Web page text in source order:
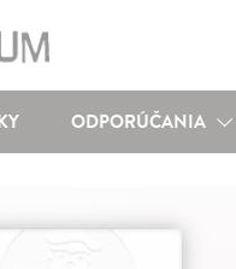
ODPORÚČANIA